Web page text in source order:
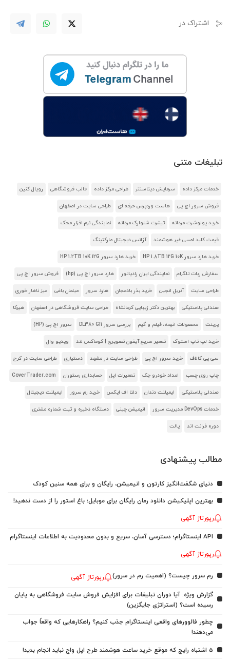
اشتراک در
تبلیغات متنی
خدمات مرکز داده سرمایش دیتاسنتر طراحی مرکز داده قالب فروشگاهی رویال کنین
فروش سرور اچ پی هاست وردپرس حرفه ای طراحی سایت در اصفهان
خرید پولوشرت مردانه تیشرت شلوارک مردانه نمایندگی نرم افزار محک
قیمت کلید لمسی غیر هوشمند آژانس دیجیتال مارکتینگ
خرید هارد سرور HP 1.8TB 12G 10K خرید هارد سرور HP 1.2TB 10K 12G
سفارش ربات تلگرام نمایندگی ایران رادیاتور هارد سرور اچ پی (hp) فروش سرور اچ پی
طراحی سایت آنریل انجین خرید بذر بادمجان هارد سرور مبلمان باغی میز ناهار خوری
صندلی پلاستیکی بهترین دکتر زیبایی کرمانشاه طراحی سایت فروشگاهی در اصفهان هیرکا
پرینت محصولات انیمه، فیلم و گیم بررسی سرور DL380 G11 سرور اچ پی (HP)
خرید لپ تاپ استوک تعمیر سریع آیفون تصویری | کوماکس لند ویدیو وال
سی پی کالاف خرید سرور اچ پی طراحی سایت در مشهد دستیاری طراحی سایت در کرج
چاپ روی چسب امداد خودرو جک تعمیرات اپل حسابداری رستوران CoverTrader.com
صندلی پلاستیکی ایمپلنت دندان دلتا اف ایکس خرید رم سرور ایمپلنت دیجیتال
خدمات DevOps مدیریت سرور انیمیشن چینی دستگاه ذخیره و ثبت شماره مشتری
دوره فرانت اند پالت
مطالب پیشنهادی
دنیای شگفت‌انگیز کارتون و انیمیشن، رایگان و برای همه سنین کودک
بهترین اپلیکیشن دانلود رمان رایگان برای موبایل؛ باغ استور را از دست ندهید!
رپورتاژ آگهی
API اینستاگرام؛ دسترسی آسان، سریع و بدون محدودیت به اطلاعات اینستاگرام
رپورتاژ آگهی
رم سرور چیست؟ (اهمیت رم در سرور) رپورتاژ آگهی
گزارش ویژه: آیا دوران تبلیغات برای افزایش فروش سایت فروشگاهی به پایان
رسیده است؟ (استراتژی جایگزین)
چطور فالوورهای واقعی اینستاگرام جذب کنیم؟ راهکارهایی که واقعاً جواب
می‌دهند!
5 اشتباه رایج که موقع خرید ساعت هوشمند طرح اپل واچ نباید انجام بدید!